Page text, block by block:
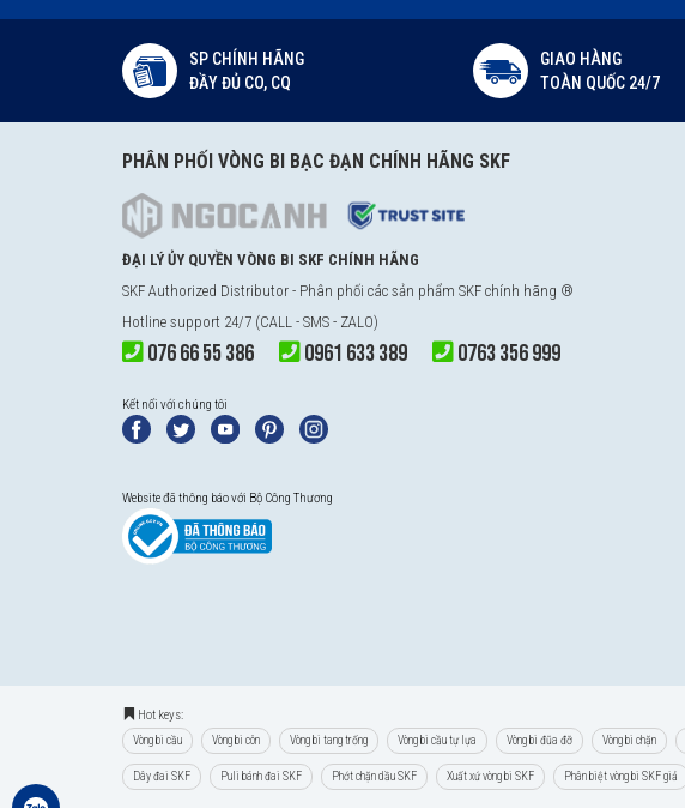
SP CHÍNH HÃNG
ĐẦY ĐỦ CO, CQ
GIAO HÀNG
TOÀN QUỐC 24/7
PHÂN PHỐI VÒNG BI BẠC ĐẠN CHÍNH HÃNG SKF
ĐẠI LÝ ỦY QUYỀN VÒNG BI SKF CHÍNH HÃNG
SKF Authorized Distributor - Phân phối các sản phẩm SKF chính hãng ®
Hotline support 24/7 (CALL - SMS - ZALO)
076 66 55 386 0961 633 389 0763 356 999
Kết nối với chúng tôi
Website đã thông báo với Bộ Công Thương
Hot keys:
Vòng bi cầu Vòng bi côn Vòng bi tang trống Vòng bi cầu tự lựa Vòng bi đũa đỡ Vòng bi chặn
Dây đai SKF Puli bánh đai SKF Phớt chặn dầu SKF Xuất xứ vòng bi SKF Phân biệt vòng bi SKF giả